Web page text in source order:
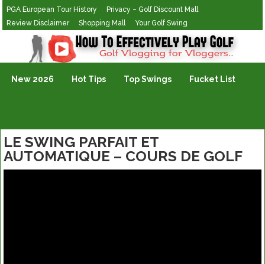
PGA European Tour History
Privacy – Golf Discount Mall
Review Disclaimer
Shopping Mall Your Golf Swing
Golf Vlogging For Vlogging
New 2026 Hot Tips Top Swings Fucket List
LE SWING PARFAIT ET
AUTOMATIQUE – COURS DE GOLF